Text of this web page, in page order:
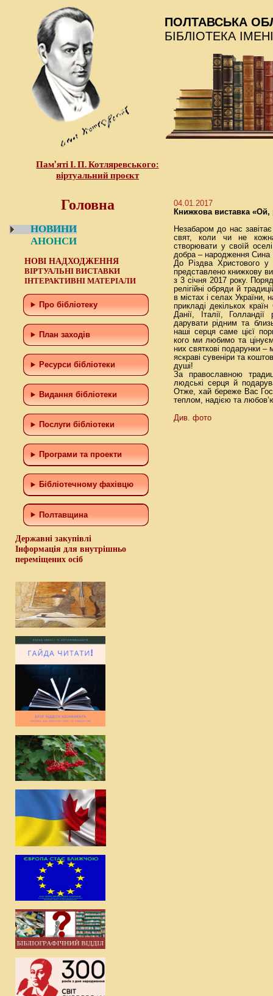
Пам’яті І. П. Котляревського:
віртуальний проєкт
ПОЛТАВСЬКА
БІБЛІОТЕКА
Головна
НОВИНИ
АНОНСИ
НОВІ НАДХОДЖЕННЯ
ВІРТУАЛЬНІ ВИСТАВКИ
ІНТЕРАКТИВНІ МАТЕРІАЛИ
Про бібліотеку
План заходів
Ресурси бібліотеки
Видання бібліотеки
Послуги бібліотеки
Програми та проекти
Бiблiотечному фахiвцю
Полтавщина
Державні закупівлі
Інформація для внутрішньо
переміщених осіб
04.01.2017
Книжкова виставка «Ой,
Незабаром до нас
свят, коли чи не
створювати у своїй
добра – народження Сина
До Різдва Христового у
представлено книжкову
з 3 січня 2017 року.
релігійні обряди й
в містах і селах України,
прикладі декількох
Данії, Італії,
дарувати рідним та
наші серця саме цієї
кого ми любимо та
них святкові подарунки –
яскраві сувеніри та
душі!
За православною
людські серця й
Отже, хай береже Вас
теплом, надією та
Див. фото